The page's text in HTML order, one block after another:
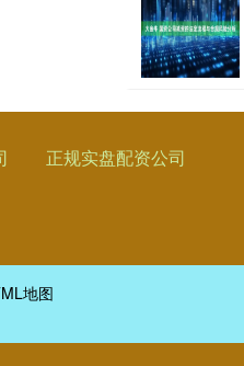
正规实盘配资公司
地图